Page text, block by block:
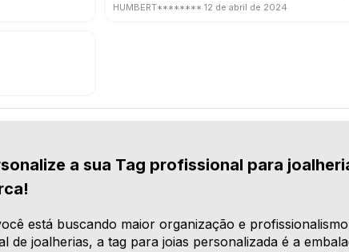
HUMBERT******** 12 de abril de 2024
a sua Tag profissional para
está buscando maior organização e
de joalherias, a tag para joias personalizada é a